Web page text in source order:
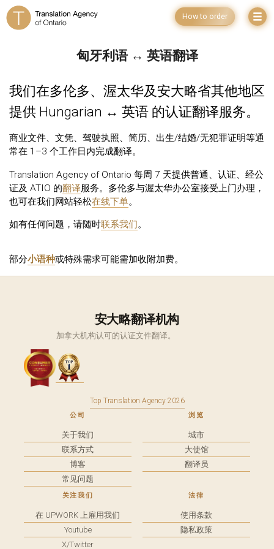
How to order
匈牙利语 ↔ 英语翻译
我们在多伦多、渥太华及安大略省其他地区
提供 Hungarian ↔ 英语 的认证翻译服务。
商业文件、文凭、驾驶执照、简历、出生/结婚/无犯罪证明等通
常在 1–3 个工作日内完成翻译。
Translation Agency of Ontario 每周 7 天提供普通、认证、经公
证及 ATIO 的翻译服务。多伦多与渥太华办公室接受上门办理，
也可在我们网站轻松在线下单。
如有任何问题，请随时联系我们。
部分小语种或特殊需求可能需加收附加费。
安大略翻译机构
加拿大机构认可的认证文件翻译。
Top Translation Agency 2026
公司
关于我们
联系方式
博客
常见问题
浏览
城市
大使馆
翻译员
关注我们
在 UPWORK 上雇用我们
Youtube
X/Twitter
法律
使用条款
隐私政策